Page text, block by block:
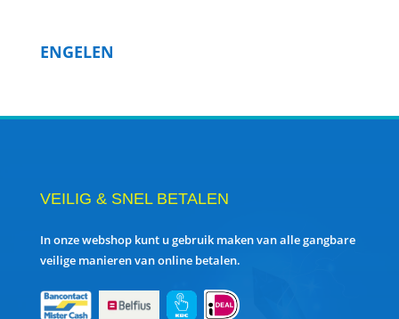
ENGELEN
VEILIG & SNEL BETALEN
In onze webshop kunt u gebruik maken van alle gangbare
veilige manieren van online betalen.